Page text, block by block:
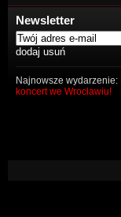
Newsletter
Najnowsze wydarzenie:
koncert we Wrocławiu!